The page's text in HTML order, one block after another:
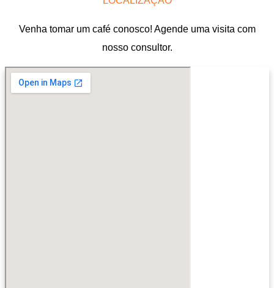
Venha tomar um café conosco! Agende uma visita com
nosso consultor.